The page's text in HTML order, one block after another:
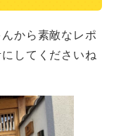
から素敵なレポ
してくださいね